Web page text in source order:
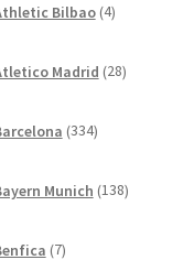
Bilbao 4izdelki
Madrid 28izdelkov
334izdelkov
Munich 138izdelkov
7